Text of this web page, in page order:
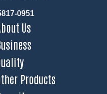
0951
Us
Products